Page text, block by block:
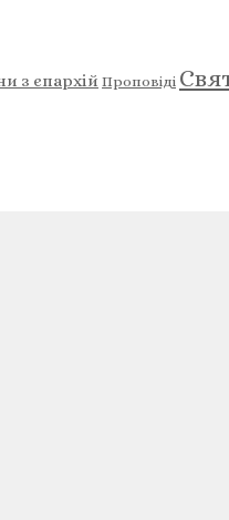
з єпархій Проповіді